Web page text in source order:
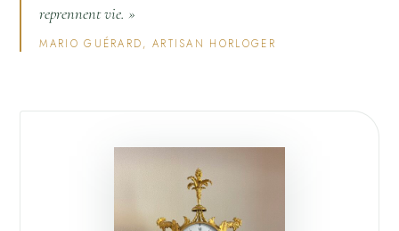
reprennent vie. »
MARIO GUÉRARD, ARTISAN HORLOGER